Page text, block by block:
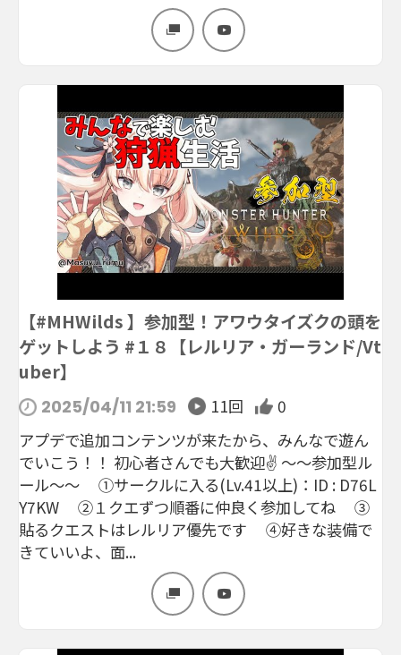
【#MHWilds 】参加型！アワウタイズクの頭を
ゲットしよう #１８【レルリア・ガーランド/Vt
uber】
2025/04/11 21:59 11回
0
アプデで追加コンテンツが来たから、みんなで遊ん
でいこう！！ 初心者さんでも大歓迎✌ ～～参加型ル
ール～～ ①サークルに入る(Lv.41以上)：ID : D76L
Y7KW ②１クエずつ順番に仲良く参加してね ③
貼るクエストはレルリア優先です ④好きな装備で
きていいよ、面...